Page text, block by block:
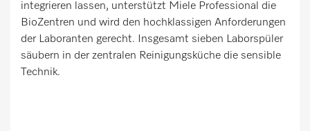
integrieren lassen, unterstützt Miele Professional die
BioZentren und wird den hochklassigen Anforderungen
der Laboranten gerecht. Insgesamt sieben Laborspüler
säubern in der zentralen Reinigungsküche die sensible
Technik.